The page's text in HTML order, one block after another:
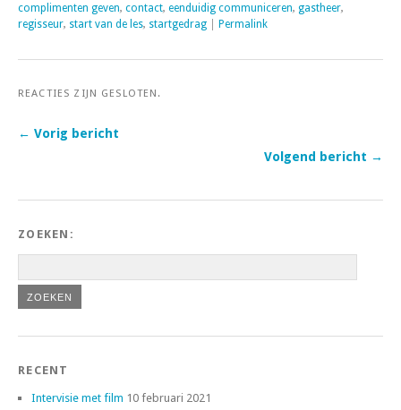
complimenten geven, contact, eenduidig communiceren, gastheer,
regisseur, start van de les, startgedrag Permalink
REACTIES ZIJN GESLOTEN.
← Vorig bericht
Volgend bericht →
ZOEKEN:
RECENT
Intervisie met film 10 februari 2021